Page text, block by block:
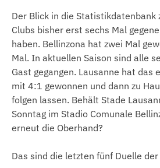
Der Blick in die Statistikdatenbank
Clubs bisher erst sechs Mal
haben. Bellinzona hat zwei Mal
Mal. In aktuellen Saison sind alle
Gast gegangen. Lausanne hat das
mit 4:1 gewonnen und dann zu
folgen lassen. Behält Stade
Sonntag im Stadio Comunale
erneut die Oberhand?
Das sind die letzten fünf Duelle